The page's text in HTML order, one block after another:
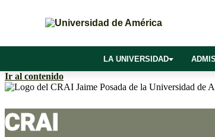
Ir al contenido
LA UNIVERSIDAD
CRAI